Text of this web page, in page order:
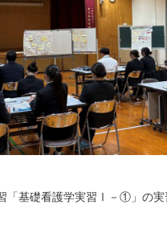
「基礎看護学実習Ⅰ－①」の実